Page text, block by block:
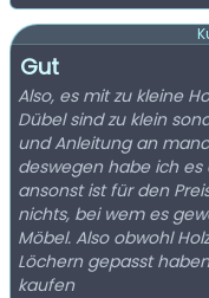
Gut
Also, es mit zu kleine
Dübel sind zu klein
und Anleitung an
deswegen habe ich
ansonst ist für den
nichts, bei wem es
Möbel. Also obwohl
Löchern gepasst
kaufen